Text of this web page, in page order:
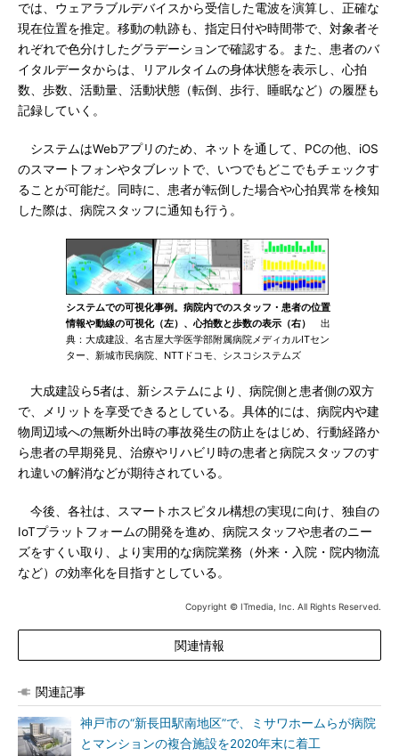
では、ウェアラブルデバイスから受信した電波を演算し、正確な
現在位置を推定。移動の軌跡も、指定日付や時間帯で、対象者そ
れぞれで色分けしたグラデーションで確認する。また、患者のバ
イタルデータからは、リアルタイムの身体状態を表示し、心拍
数、歩数、活動量、活動状態（転倒、歩行、睡眠など）の履歴も
記録していく。
システムはWebアプリのため、ネットを通して、PCの他、iOS
のスマートフォンやタブレットで、いつでもどこでもチェックす
ることが可能だ。同時に、患者が転倒した場合や心拍異常を検知
した際は、病院スタッフに通知も行う。
システムでの可視化事例。病院内でのスタッフ・患者の位置
情報や動線の可視化（左）、心拍数と歩数の表示（右）
出
典：大成建設、名古屋大学医学部附属病院メディカルITセン
ター、新城市民病院、NTTドコモ、シスコシステムズ
大成建設ら5者は、新システムにより、病院側と患者側の双方
で、メリットを享受できるとしている。具体的には、病院内や建
物周辺域への無断外出時の事故発生の防止をはじめ、行動経路か
ら患者の早期発見、治療やリハビリ時の患者と病院スタッフのす
れ違いの解消などが期待されている。
今後、各社は、スマートホスピタル構想の実現に向け、独自の
IoTプラットフォームの開発を進め、病院スタッフや患者のニー
ズをすくい取り、より実用的な病院業務（外来・入院・院内物流
など）の効率化を目指すとしている。
Copyright © ITmedia, Inc. All Rights Reserved.
関連情報
関連記事
神戸市の“新長田駅南地区”で、ミサワホームらが病院
とマンションの複合施設を2020年末に着工